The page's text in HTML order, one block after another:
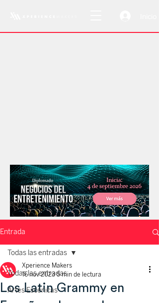
Entrada
Todas las entradas
Artes Escénicas
Todas las entradas
Los Latin Grammy en
Xperience Makers
16 nov 2023 5 min de lectura